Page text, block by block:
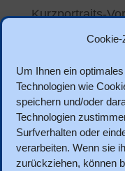
Cookie-
Um Ihnen ein
Technologien wie
speichern und/oder
Technologien
Surfverhalten oder
verarbeiten. Wenn sie
zurückziehen, können
Kurzportraits-
Anmelden
Eintrags-Feed
Kommentar-
WordPress.org